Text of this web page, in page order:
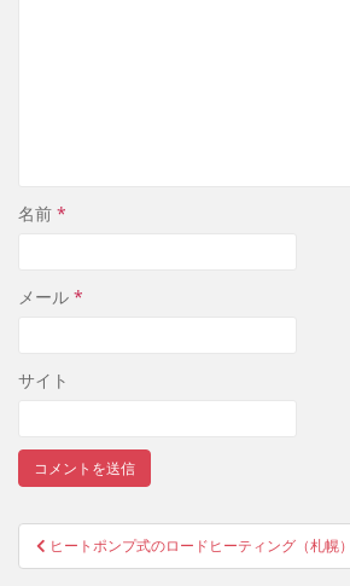
名前 *
メール *
サイト
投稿ナビゲーション
ヒートポンプ式のロードヒーティング（札幌